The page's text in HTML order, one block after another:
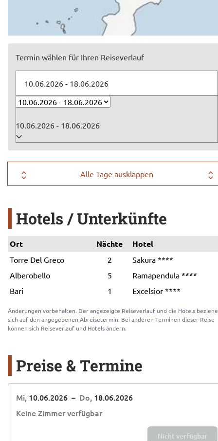
Termin wählen für Ihren Reiseverlauf
10.06.2026 - 18.06.2026
Alle Tage ausklappen
Hotels / Unterkünfte
Ort Nächte Hotel
Torre Del Greco 2
Sakura ****
Alberobello
5
Ramapendula ****
Bari
1 Excelsior ****
Änderungen vorbehalten. Der angezeigte Reiseverlauf und die Hotels
sich auf den angegebenen Abreisetermin. Bei anderen Terminen dieser Reise
können sich Reiseverlauf und Hotels ändern.
Preise & Termine
Mi, 10.06.2026 – Do, 18.06.2026
Keine Zimmer verfügbar
Nicht verfügbar